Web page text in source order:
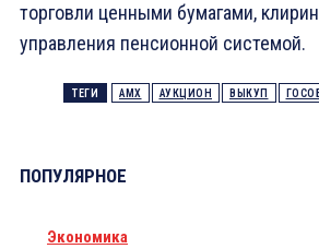
торговли ценными бумагами,
управления пенсионной системой.
ТЕГИ AMX АУКЦИОН ВЫКУП
ПОПУЛЯРНОЕ
Экономика